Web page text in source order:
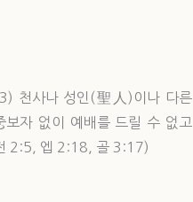
천사나 성인(聖人)이나 다른
자 없이 예배를 드릴 수 없고
2:5, 엡 2:18, 골 3:17)